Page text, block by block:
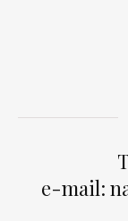
e-mail: